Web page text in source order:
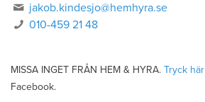
jakob.kindesjo@hemhyra.se
010-459 21 48
MISSA INGET FRÅN HEM & HYRA. Tryck här
Facebook.